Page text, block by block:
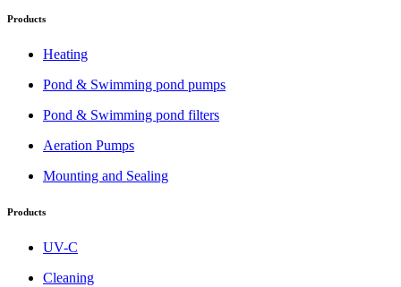
Products
Heating
Pond & Swimming pond pumps
Pond & Swimming pond filters
Aeration Pumps
Mounting and Sealing
Products
UV-C
Cleaning